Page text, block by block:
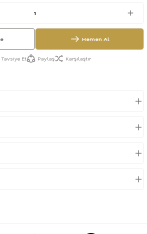
Hemen Al
Tavsiye Et Paylaş Karşılaştır